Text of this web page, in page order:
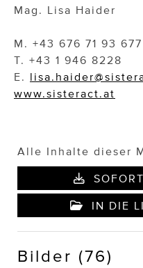
Mag. Lisa Haider
M. +43 676 71 93 677
T. +43 1 946 8228
E.
www.sisteract.at
Alle Inhalte dieser
IN DIE
Bilder (76)